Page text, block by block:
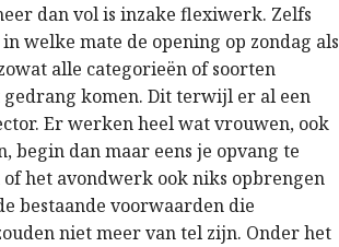
dan vol is inzake flexiwerk. Zelfs
welke mate de opening op zondag als
alle categorieën of soorten
komen. Dit terwijl er al een
Er werken heel wat vrouwen, ook
begin dan maar eens je opvang te
het avondwerk ook niks opbrengen
bestaande voorwaarden die
niet meer van tel zijn. Onder het